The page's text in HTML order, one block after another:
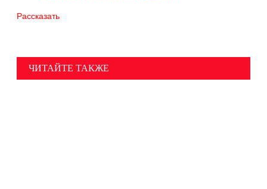
Рассказать
ЧИТАЙТЕ ТАКЖЕ